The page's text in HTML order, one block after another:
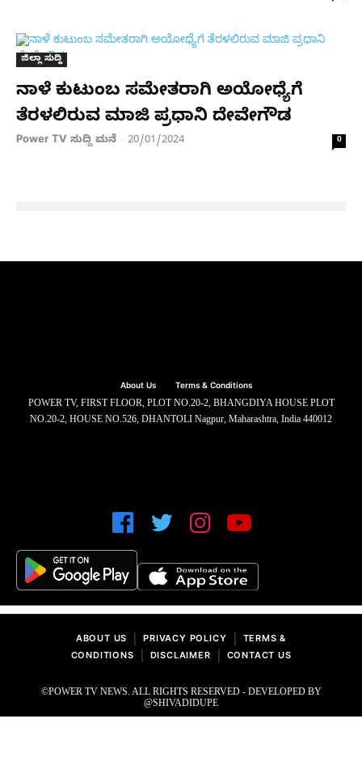
ಜಿಲ್ಲಾ ಸುದ್ದಿ
ನಾಳೆ ಕುಟುಂಬ ಸಮೇತರಾಗಿ ಅಯೋಧ್ಯೆಗೆ
ತೆರಳಲಿರುವ ಮಾಜಿ ಪ್ರಧಾನಿ ದೇವೇಗೌಡ
Power TV ಸುದ್ದಿ ಮನೆ - 20/01/2024 0
About Us Terms & Conditions
POWER TV, FIRST FLOOR, PLOT NO.20-2, BHANGDIYA HOUSE PLOT
NO.20-2, HOUSE NO.526, DHANTOLI Nagpur, Maharashtra, India 440012
ABOUT US PRIVACY POLICY
TERMS &
CONDITIONS
DISCLAIMER CONTACT US
©POWER TV NEWS. ALL RIGHTS RESERVED - DEVELOPED BY
@SHIVADIDUPE